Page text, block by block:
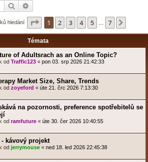
Hledat
hledání Stránka z
1 2 3 4 5 7
Témata
of Adultsrach as an Online Topic?
od Traffic123 « pon 03. srp 2026 21:42:33
Market Size, Share, Trends
od zoyeford « úte 21. črc 2026 7:13:30
na pozornosti, preference spotřebitelů se
od ramfuture « úte 30. čer 2026 10:40:55
kávový projekt
od jerrymouse « ned 18. led 2026 22:45:38